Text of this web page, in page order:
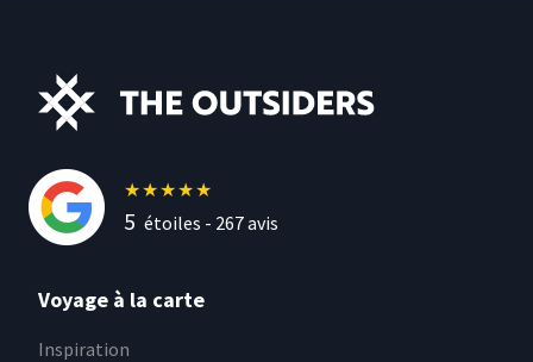
★★★★★
5 étoiles - 267avis
Voyage à la carte
Inspiration